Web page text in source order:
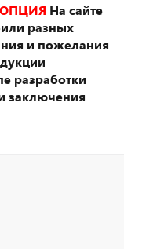
На сайте
разных
и пожелания
разработки
заключения